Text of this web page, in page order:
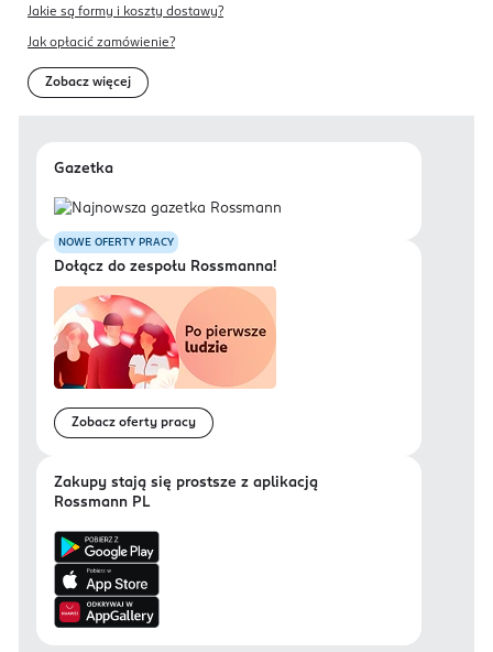
Jakie są formy i koszty dostawy?
Jak opłacić zamówienie?
Zobacz więcej
Gazetka
NOWE OFERTY PRACY
Dołącz do zespołu Rossmanna!
Zobacz oferty pracy
Zakupy stają się prostsze z aplikacją
Rossmann PL